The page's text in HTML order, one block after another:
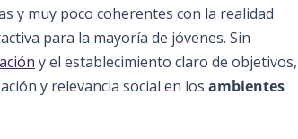
y muy poco coherentes con la realidad
para la mayoría de jóvenes. Sin
y el establecimiento claro de objetivos,
y relevancia social en los ambientes